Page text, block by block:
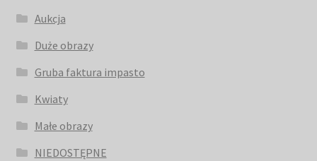
Aukcja
Duże obrazy
Gruba faktura impasto
Kwiaty
Małe obrazy
NIEDOSTĘPNE